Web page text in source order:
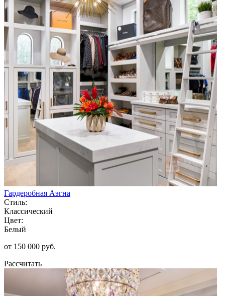
Гардеробная Аэгна
Стиль:
Классический
Цвет:
Белый
от 150 000 руб.
Рассчитать